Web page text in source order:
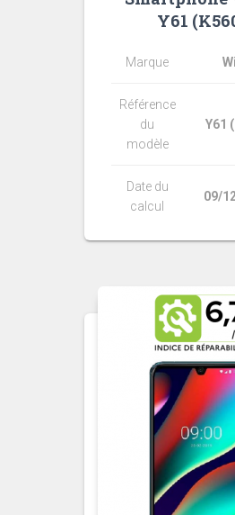
Y61
Marque
Référence
du
modèle
Y61
Date du
calcul
09/